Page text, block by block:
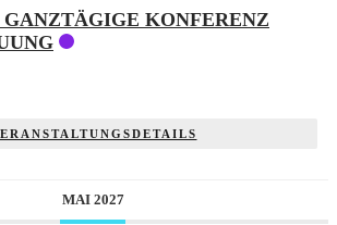
KONFERENZ
MAI 2027